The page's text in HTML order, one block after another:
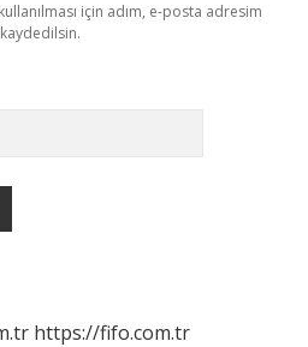
için adım, e-posta adresim
https://fifo.com.tr